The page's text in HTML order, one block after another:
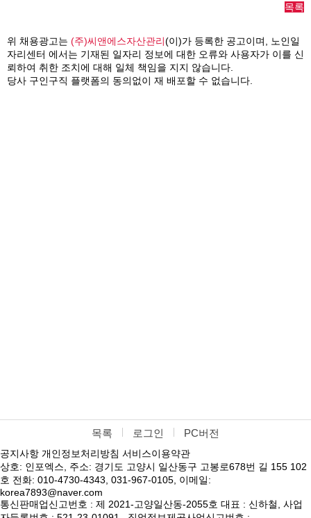
목록
위 채용광고는 (주)씨앤에스자산관리(이)가 등록한 공고이며,
노인일
자리센터 에서는 기재된 일자리 정보에 대한 오류와 사용자가 이를 신
뢰하여 취한 조치에 대해 일체 책임을 지지 않습니다.
당사 구인구직 플랫폼의 동의없이 재 배포할 수 없습니다.
목록 로그인 PC버전
공지사항 개인정보처리방침 서비스이용약관
상호: 인포엑스, 주소: 경기도 고양시 일산동구 고봉로678번 길 155 102
호 전화: 010-4730-4343, 031-967-0105, 이메일:
korea7893@naver.com
통신판매업신고번호 : 제 2021-고양일산동-2055호 대표 : 신하철, 사업